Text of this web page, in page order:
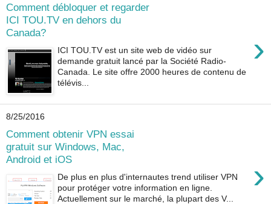
Comment débloquer et regarder
ICI TOU.TV en dehors du
Canada?
›
ICI TOU.TV est un site web de vidéo sur
demande gratuit lancé par la Société Radio-
Canada. Le site offre 2000 heures de contenu de
télévis...
8/25/2016
Comment obtenir VPN essai
gratuit sur Windows, Mac,
Android et iOS
›
De plus en plus d'internautes trend utiliser VPN
pour protéger votre information en ligne.
Actuellement sur le marché, la plupart des V...